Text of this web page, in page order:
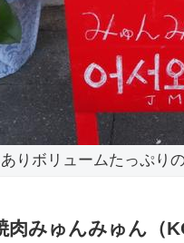
りボリュームたっぷり
肉みゅんみゅん（